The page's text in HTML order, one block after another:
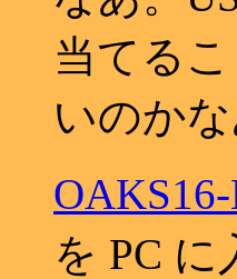
当てる
いのかな
を PC